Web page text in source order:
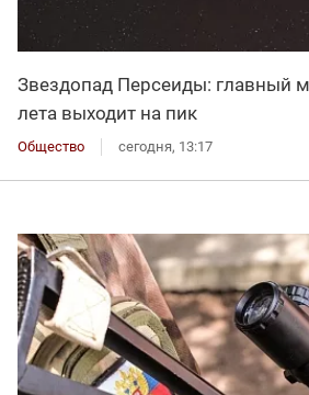
Звездопад Персеиды: главный
лета выходит на пик
Общество сегодня, 13:17